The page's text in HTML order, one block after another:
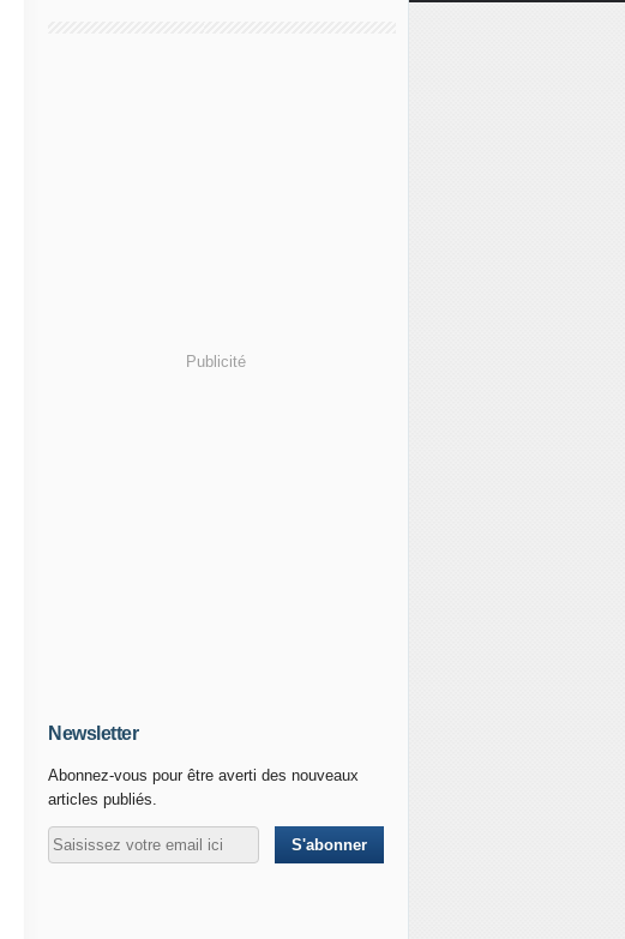
Publicité
Newsletter
Abonnez-vous pour être averti des nouveaux
articles publiés.